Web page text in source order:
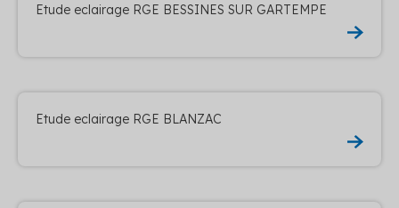
Etude eclairage RGE BESSINES SUR GARTEMPE
Etude eclairage RGE BLANZAC